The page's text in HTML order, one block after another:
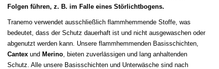
Folgen führen, z. B. im Falle eines Störlichtbogens.
Tranemo verwendet ausschließlich flammhemmende Stoffe, was
bedeutet, dass der Schutz dauerhaft ist und nicht ausgewaschen oder
abgenutzt werden kann. Unsere flammhemmenden Basisschichten,
Cantex und Merino , bieten zuverlässigen und lang anhaltenden
Schutz. Alle unsere Basisschichten und Unterwäsche sind nach